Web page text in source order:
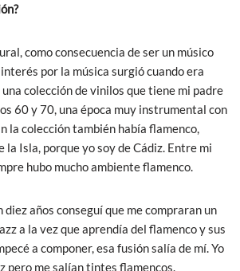
como consecuencia de ser un músico
por la música surgió cuando era
una colección de vinilos que tiene mi padre
60 y 70, una época muy instrumental con
la colección también había flamenco,
la Isla, porque yo soy de Cádiz. Entre mi
hubo mucho ambiente flamenco.
diez años conseguí que me compraran un
a la vez que aprendía del flamenco y sus
a componer, esa fusión salía de mí. Yo
pero me salían tintes flamencos.